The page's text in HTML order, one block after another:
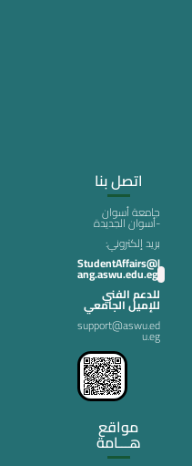
اتصل بنا
جامعة أسوان
-أسوان الجديدة
:بريد إلكتروني
StudentAffairs@l
ang.aswu.edu.eg
للدعم الفني
للإميل الجامعي
support@aswu.ed
u.eg
مواقع
هـــامة